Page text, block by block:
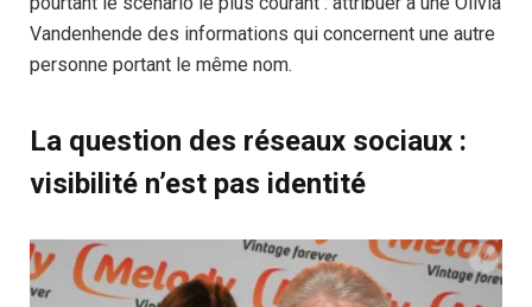
Vandenhende des informations qui concernent une autre
personne portant le même nom.
La question des réseaux sociaux :
visibilité n’est pas identité